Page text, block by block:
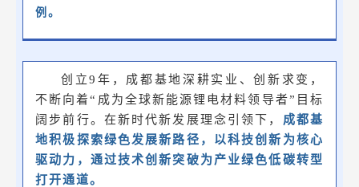
例。
创立9年，成都基地深耕实业、创新求变，
不断向着“成为全球新能源锂电材料领导者”目标
阔步前行。在新时代新发展理念引领下， 成都基
地积极探索绿色发展新路径，以科技创新为核心
驱动力，通过技术创新突破为产业绿色低碳转型
打开通道。